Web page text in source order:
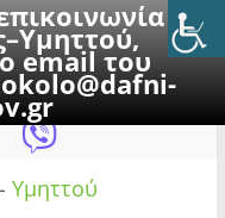
με
email του
2026
- Υμηττού